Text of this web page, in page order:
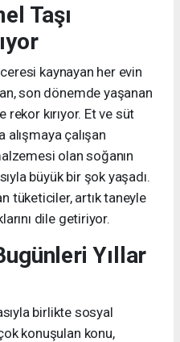
Taşı
kaynayan her evin
son dönemde yaşanan
rekor kırıyor. Et ve süt
alışmaya çalışan
olan soğanın
büyük bir şok yaşadı.
tüketiciler, artık taneyle
dile getiriyor.
Yıllar
birlikte sosyal
konuşulan konu,